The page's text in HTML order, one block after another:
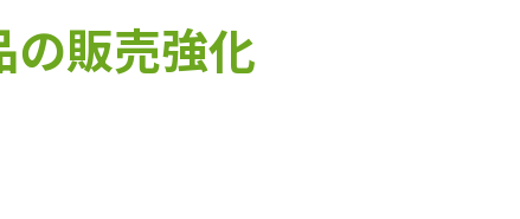
の販売強化